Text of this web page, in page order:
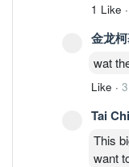
1 Like ·
金龙
wat
Like ·
Tai
This
want